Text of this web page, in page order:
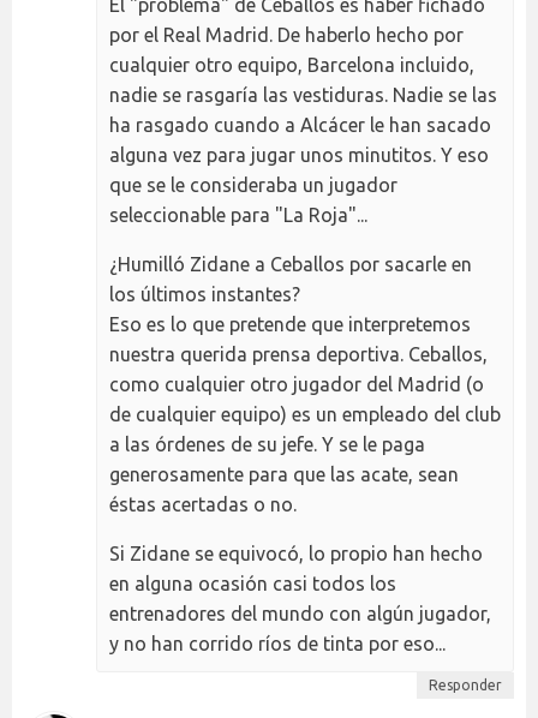
por el Real Madrid. De haberlo hecho por
cualquier otro equipo, Barcelona incluido,
nadie se rasgaría las vestiduras. Nadie se las
ha rasgado cuando a Alcácer le han sacado
alguna vez para jugar unos minutitos. Y eso
que se le consideraba un jugador
seleccionable para "La Roja"...
¿Humilló Zidane a Ceballos por sacarle en
los últimos instantes?
Eso es lo que pretende que interpretemos
nuestra querida prensa deportiva. Ceballos,
como cualquier otro jugador del Madrid (o
de cualquier equipo) es un empleado del club
a las órdenes de su jefe. Y se le paga
generosamente para que las acate, sean
éstas acertadas o no.
Si Zidane se equivocó, lo propio han hecho
en alguna ocasión casi todos los
entrenadores del mundo con algún jugador,
y no han corrido ríos de tinta por eso...
Responder